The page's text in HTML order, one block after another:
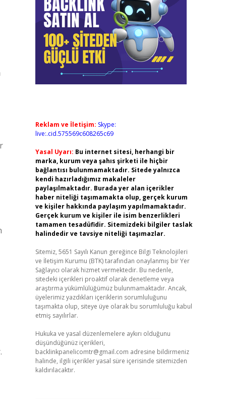
Reklam ve İletişim: Skype:
live:.cid.575569c608265c69
Yasal Uyarı: Bu internet sitesi, herhangi bir
marka, kurum veya şahıs şirketi ile hiçbir
bağlantısı bulunmamaktadır. Sitede yalnızca
kendi hazırladığımız makaleler
paylaşılmaktadır. Burada yer alan içerikler
haber niteliği taşımamakta olup, gerçek kurum
ve kişiler hakkında paylaşım yapılmamaktadır.
Gerçek kurum ve kişiler ile isim benzerlikleri
tamamen tesadüfidir. Sitemizdeki bilgiler taslak
halindedir ve tavsiye niteliği taşımazlar.
Sitemiz, 5651 Sayılı Kanun gereğince Bilgi Teknolojileri
ve İletişim Kurumu (BTK) tarafından onaylanmış bir Yer
Sağlayıcı olarak hizmet vermektedir. Bu nedenle,
sitedeki içerikleri proaktif olarak denetleme veya
araştırma yükümlülüğümüz bulunmamaktadır. Ancak,
üyelerimiz yazdıkları içeriklerin sorumluluğunu
taşımakta olup, siteye üye olarak bu sorumluluğu kabul
etmiş sayılırlar.
Hukuka ve yasal düzenlemelere aykırı olduğunu
düşündüğünüz içerikleri,
backlinkpanelicomtr@gmail.com adresine bildirmeniz
halinde, ilgili içerikler yasal süre içerisinde sitemizden
kaldırılacaktır.